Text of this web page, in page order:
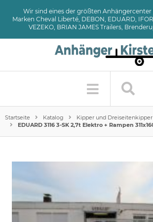
Wir sind eines der größten Anhängercenter
Marken Cheval Liberté, DEBON, EDUARD,
VEZEKO, BRIAN JAMES Trailers,
Startseite Katalog Kipper und Dreiseitenkipper
EDUARD 3116 3-SK 2,7t Elektro + Rampen